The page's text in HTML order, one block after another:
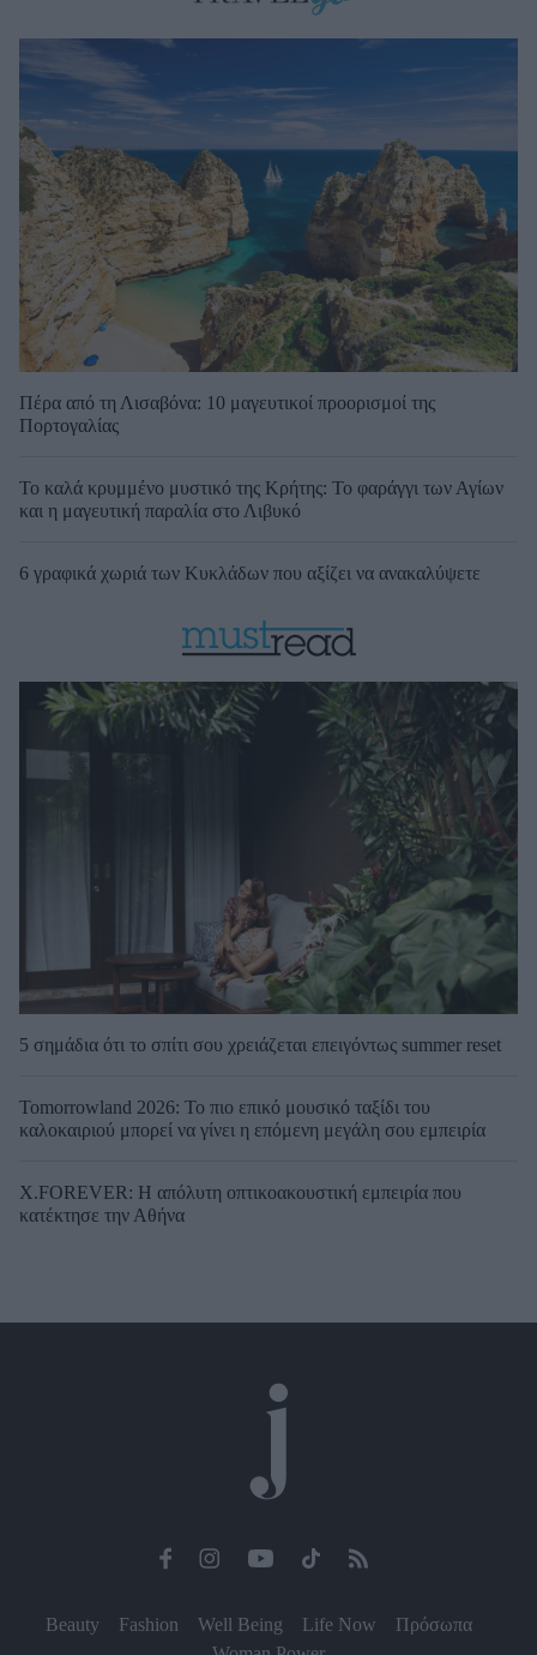
Πέρα από τη Λισαβόνα: 10 μαγευτικοί προορισμοί της
Πορτογαλίας
Το καλά κρυμμένο μυστικό της Κρήτης: Το φαράγγι των Αγίων
και η μαγευτική παραλία στο Λιβυκό
6 γραφικά χωριά των Κυκλάδων που αξίζει να ανακαλύψετε
5 σημάδια ότι το σπίτι σου χρειάζεται επειγόντως summer reset
Tomorrowland 2026: Το πιο επικό μουσικό ταξίδι του
καλοκαιριού μπορεί να γίνει η επόμενη μεγάλη σου εμπειρία
X.FOREVER: Η απόλυτη οπτικοακουστική εμπειρία που
κατέκτησε την Αθήνα
Beauty Fashion Well Being Life Now
Πρόσωπα